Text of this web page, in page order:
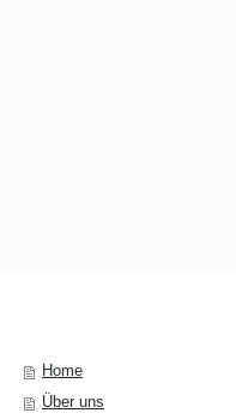
Home
Über uns